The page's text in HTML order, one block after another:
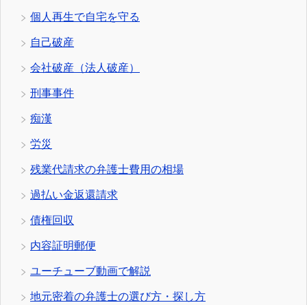
個人再生で自宅を守る
自己破産
会社破産（法人破産）
刑事事件
痴漢
労災
残業代請求の弁護士費用の相場
過払い金返還請求
債権回収
内容証明郵便
ユーチューブ動画で解説
地元密着の弁護士の選び方・探し方